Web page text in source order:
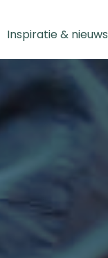
Inspiratie & nieuws